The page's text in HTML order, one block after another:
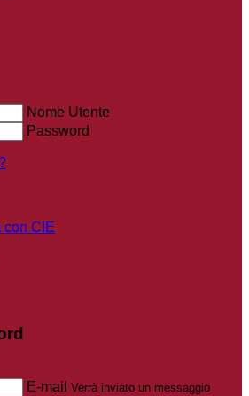
Nome Utente
Password
con CIE
E-mail Verrà inviato un messaggio